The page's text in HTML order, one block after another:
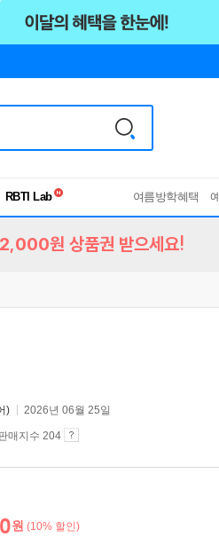
독서유형검사
여름방학혜택
원 상품권 받으세요!
) 2026년 06월 25일
매지수 204
원 (10% 할인)